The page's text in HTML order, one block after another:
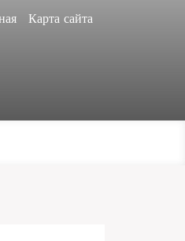
Карта сайта